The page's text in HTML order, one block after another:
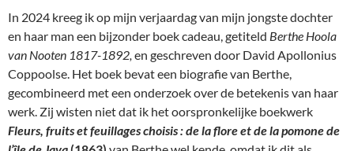
In 2024 kreeg ik op mijn verjaardag van mijn jongste dochter
en haar man een bijzonder boek cadeau, getiteld Berthe Hoola
van Nooten 1817-1892, en geschreven door David Apollonius
Coppoolse. Het boek bevat een biografie van Berthe,
gecombineerd met een onderzoek over de betekenis van haar
werk. Zij wisten niet dat ik het oorspronkelijke boekwerk
Fleurs, fruits et feuillages choisis : de la flore et de la pomone de